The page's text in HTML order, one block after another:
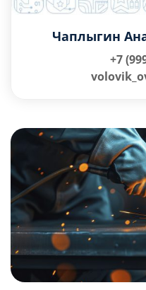
Чаплыгин
+7